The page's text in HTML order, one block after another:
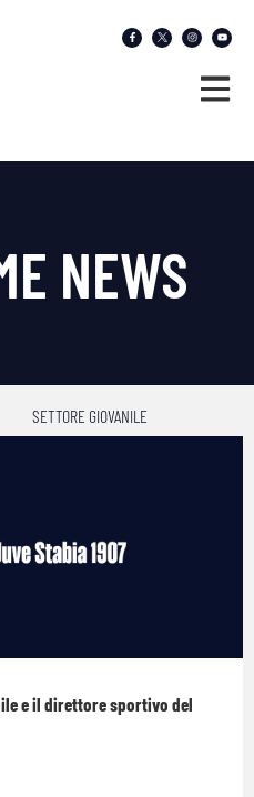
NEWS
SETTORE GIOVANILE
e il direttore sportivo del